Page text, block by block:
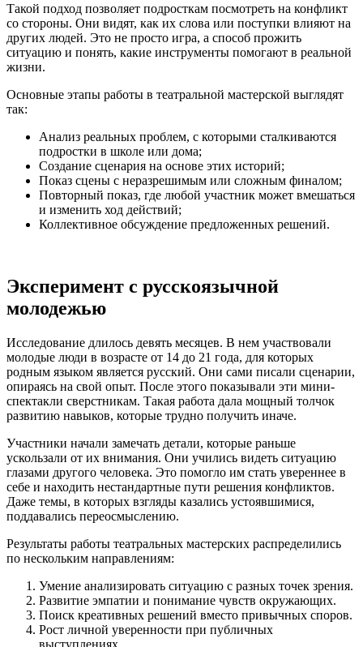
Такой подход позволяет подросткам посмотреть на конфликт
со стороны. Они видят, как их слова или поступки влияют на
других людей. Это не просто игра, а способ прожить
ситуацию и понять, какие инструменты помогают в реальной
жизни.
Основные этапы работы в театральной мастерской выглядят
так:
Анализ реальных проблем, с которыми сталкиваются
подростки в школе или дома;
Создание сценария на основе этих историй;
Показ сцены с неразрешимым или сложным финалом;
Повторный показ, где любой участник может вмешаться
и изменить ход действий;
Коллективное обсуждение предложенных решений.
Эксперимент с русскоязычной
молодежью
Исследование длилось девять месяцев. В нем участвовали
молодые люди в возрасте от 14 до 21 года, для которых
родным языком является русский. Они сами писали сценарии,
опираясь на свой опыт. После этого показывали эти мини-
спектакли сверстникам. Такая работа дала мощный толчок
развитию навыков, которые трудно получить иначе.
Участники начали замечать детали, которые раньше
ускользали от их внимания. Они учились видеть ситуацию
глазами другого человека. Это помогло им стать увереннее в
себе и находить нестандартные пути решения конфликтов.
Даже темы, в которых взгляды казались устоявшимися,
поддавались переосмыслению.
Результаты работы театральных мастерских распределились
по нескольким направлениям:
Умение анализировать ситуацию с разных точек зрения.
Развитие эмпатии и понимание чувств окружающих.
Поиск креативных решений вместо привычных споров.
Рост личной уверенности при публичных
выступлениях.